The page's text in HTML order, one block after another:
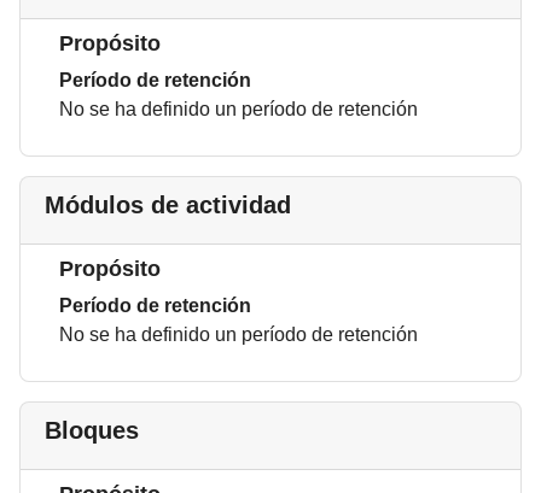
Propósito
Período de retención
No se ha definido un período de retención
Módulos de actividad
Propósito
Período de retención
No se ha definido un período de retención
Bloques